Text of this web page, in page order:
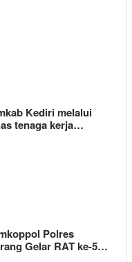
Kediri melalui
tenaga kerja…
Polres
Gelar RAT ke-5…